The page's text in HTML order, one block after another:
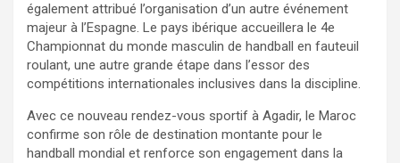
également attribué l’organisation d’un autre événement
majeur à l’Espagne. Le pays ibérique accueillera le 4e
Championnat du monde masculin de handball en fauteuil
roulant, une autre grande étape dans l’essor des
compétitions internationales inclusives dans la discipline.
Avec ce nouveau rendez-vous sportif à Agadir, le Maroc
confirme son rôle de destination montante pour le
handball mondial et renforce son engagement dans la